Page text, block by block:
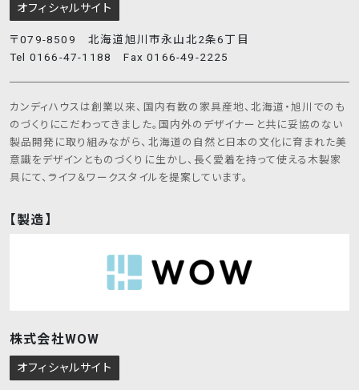
オフィシャルサイト
〒079-8509 北海道旭川市永山北2条6丁目
Tel 0166-47-1188 Fax 0166-49-2225
カンディハウスは創業以来、国内有数の家具産地、北海道・旭川でのも
のづくりにこだわってきました。国内外のデザイナーと共に妥協のない
製品開発に取り組みながら、北海道の自然と日本の文化に育まれた美
意識をデザインとものづくりに生かし、長く愛着を持って使える木製家
具にて、ライフ＆ワークスタイルを提案しています。
【製造】
株式会社WOW
オフィシャルサイト